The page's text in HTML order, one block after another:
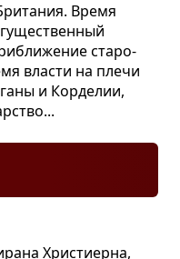
Время
ста­ро­
вла­сти на плечи
и Кор­де­лии,
Хри­сти­ерна,